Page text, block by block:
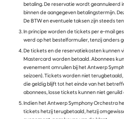
betaling. De reservatie wordt
binnen de aangegeven betalingstermijn.
De BTW en eventuele taksen zijn steeds
In principe worden de tickets per e-mail
werd op het bestelformulier, tenzij anders
De tickets en de reservatiekosten kunnen
Mastercard worden betaald. Abonnees
evenement omruilen bij het Antwerp
seizoen). Tickets worden niet
die geldig blijft tot het einde van het
abonnees, losse tickets kunnen niet
Indien het Antwerp Symphony Orchestra
tickets hetzij terugbetaald, hetzij